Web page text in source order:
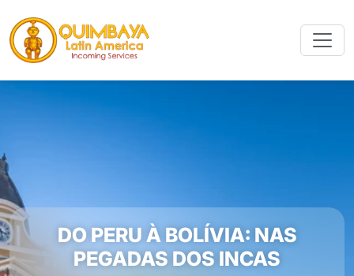
DO PERU À BOLÍVIA: NAS
PEGADAS DOS INCAS